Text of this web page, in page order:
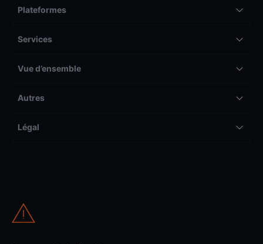
Plateformes
Services
Vue d’ensemble
Autres
Légal